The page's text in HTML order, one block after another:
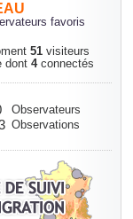
favoris
51visiteurs
dont 4connectés
Observateurs
Observations